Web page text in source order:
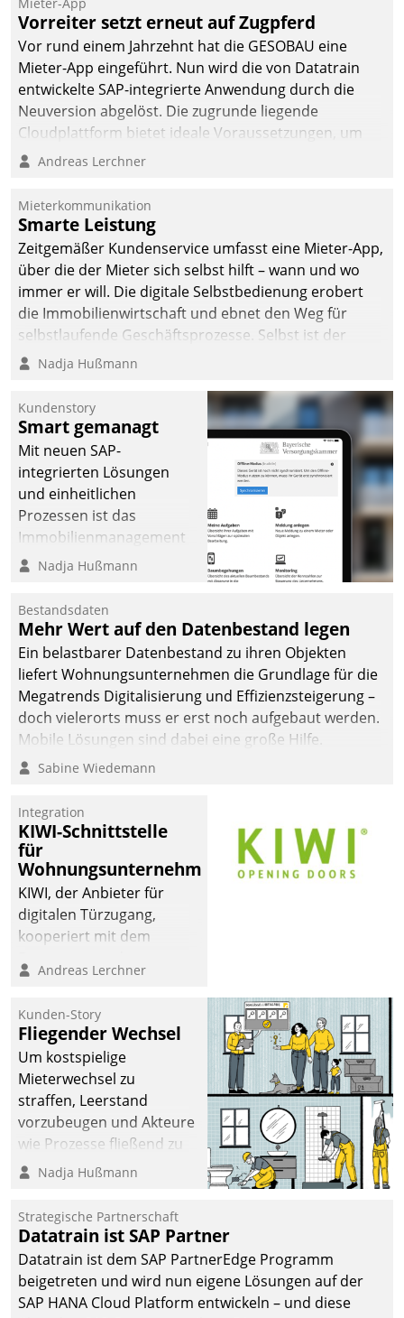
Vorreiter setzt erneut auf Zugpferd
Vor rund einem Jahrzehnt hat die GESOBAU eine
Mieter-App eingeführt. Nun wird die von Datatrain
entwickelte SAP-integrierte Anwendung durch die
Neuversion abgelöst. Die zugrunde liegende
Cloudplattform bietet ideale Voraussetzungen, um
die Funktionalität der App zu erweitern und weitere
integrieren.
Andreas Lerchner
Mieterkommunikation
Smarte Leistung
Zeitgemäßer Kundenservice umfasst eine Mieter-App,
über die der Mieter sich selbst hilft – wann und wo
immer er will. Die digitale Selbstbedienung erobert
die Immobilienwirtschaft und ebnet den Weg für
selbstlaufende Geschäftsprozesse. Selbst ist der
Kunde und smart der Serviceanbieter.
Nadja Hußmann
Kundenstory
Smart gemanagt
Mit neuen SAP-
integrierten Lösungen
und einheitlichen
Prozessen ist das
Immobilienmanagement
der Bayerischen
Ressort Kapitalanlage für
künftige Aufgaben und
Herausforderungen
gerüstet.
Nadja Hußmann
Bestandsdaten
Mehr Wert auf den Datenbestand legen
Ein belastbarer Datenbestand zu ihren Objekten
liefert Wohnungsunternehmen die Grundlage für die
Megatrends Digitalisierung und Effizienzsteigerung –
doch vielerorts muss er erst noch aufgebaut werden.
Mobile Lösungen sind dabei eine große Hilfe.
Sabine Wiedemann
Integration
KIWI-Schnittstelle
für
Wohnungsunternehmen
KIWI, der Anbieter für
digitalen Türzugang,
kooperiert mit dem
Softwareentwicklungshaus
Andreas Lerchner
Kunden-Story
Fliegender Wechsel
Um kostspielige
Mieterwechsel zu
straffen, Leerstand
vorzubeugen und Akteure
wie Prozesse fließend zu
vernetzen, nutzt die
Jahresbeginn eine
Überblick, Einsicht und
Eingriff bietende Lösung.
Zur Entwicklung setzte
man auf
Nadja Hußmann
Strategische Partnerschaft
Datatrain ist SAP Partner
Datatrain ist dem SAP PartnerEdge Programm
beigetreten und wird nun eigene Lösungen auf der
SAP HANA Cloud Platform entwickeln – und diese